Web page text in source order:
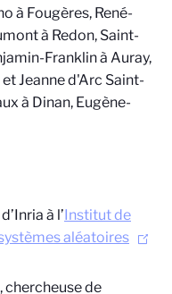
à Fougères, René-
à Redon, Saint-
Franklin à Auray,
Jeanne d'Arc Saint-
à Dinan, Eugène-
à l’Institut de
aléatoires
, chercheuse de